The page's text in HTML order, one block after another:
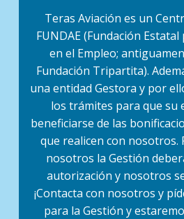
Teras Aviación es un
FUNDAE (Fundación
en el Empleo;
Fundación Tripartita).
una entidad Gestora y por
los trámites para que su
beneficiarse de las
que realicen con nosotros.
nosotros la Gestión
autorización y nosotros
¡Contacta con nosotros y
para la Gestión y